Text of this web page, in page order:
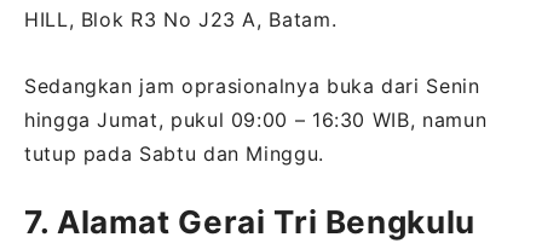
HILL, Blok R3 No J23 A, Batam.
Sedangkan jam oprasionalnya buka dari Senin
hingga Jumat, pukul 09:00 – 16:30 WIB, namun
tutup pada Sabtu dan Minggu.
7. Alamat Gerai Tri Bengkulu